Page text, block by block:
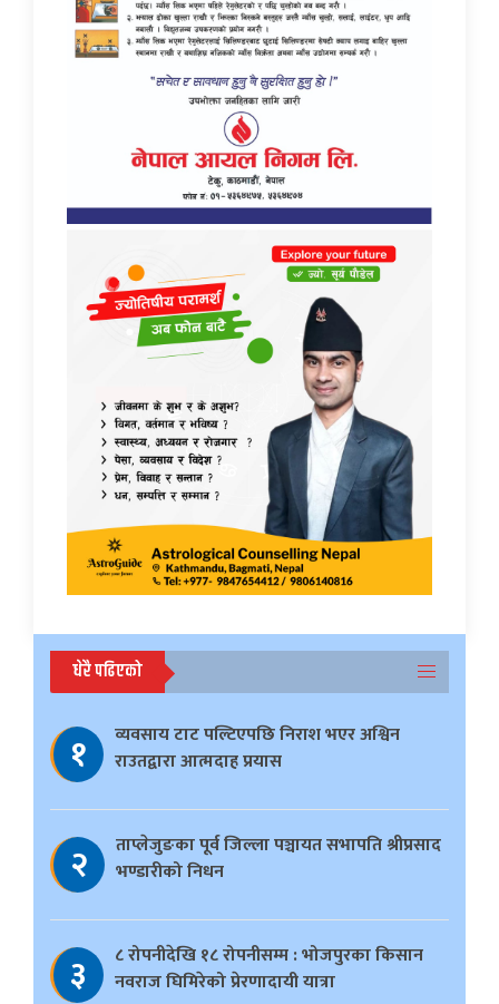
धेरै पढिएको
१
व्यवसाय टाट पल्टिएपछि निराश भएर अश्विन
राउतद्वारा आत्मदाह प्रयास
२
ताप्लेजुङका पूर्व जिल्ला पञ्चायत सभापति श्रीप्रसाद
भण्डारीको निधन
३
८ रोपनीदेखि १८ रोपनीसम्म : भोजपुरका किसान
नवराज घिमिरेको प्रेरणादायी यात्रा